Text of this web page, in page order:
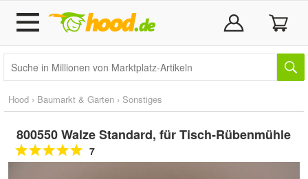
Hood › Baumarkt & Garten › Sonstiges
800550 Walze Standard, für Tisch-Rübenmühle
7